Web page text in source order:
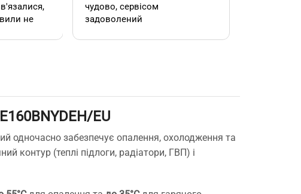
не
Але
ці
чудово, сервісом
задоволений
EU
одночасно забезпечує опалення, охолодження та
контур (теплі підлоги, радіатори, ГВП) і